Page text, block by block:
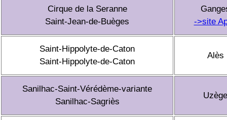
Cirque de la Seranne
Saint-Jean-de-Buèges
->site
Saint-Hippolyte-de-Caton
Saint-Hippolyte-de-Caton
Alès
Sanilhac-Saint-Vérédème-variante
Sanilhac-Sagriès
Uzège